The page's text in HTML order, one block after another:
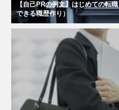
【自己PRの例文】はじめての転
できる職歴作り）